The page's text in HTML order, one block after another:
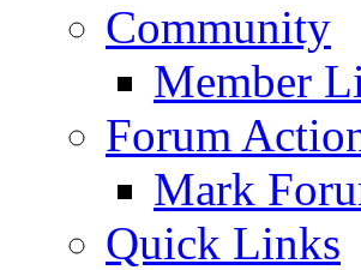
Community
Member
Forum
Mark
Quick Links